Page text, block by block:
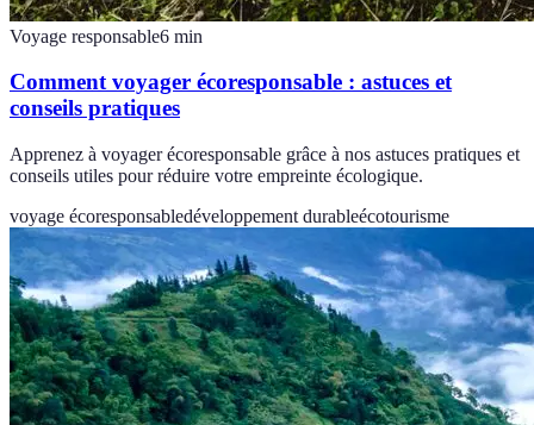
Voyage responsable6 min
Comment voyager écoresponsable : astuces et
conseils pratiques
Apprenez à voyager écoresponsable grâce à nos astuces pratiques et
conseils utiles pour réduire votre empreinte écologique.
voyage écoresponsabledéveloppement durableécotourisme